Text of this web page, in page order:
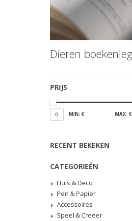
Dieren
PRIJS
0 MIN: € MAX: €
RECENT BEKEKEN
CATEGORIEËN
Huis & Deco
Pen & Papier
Accessoires
Speel & Creëer